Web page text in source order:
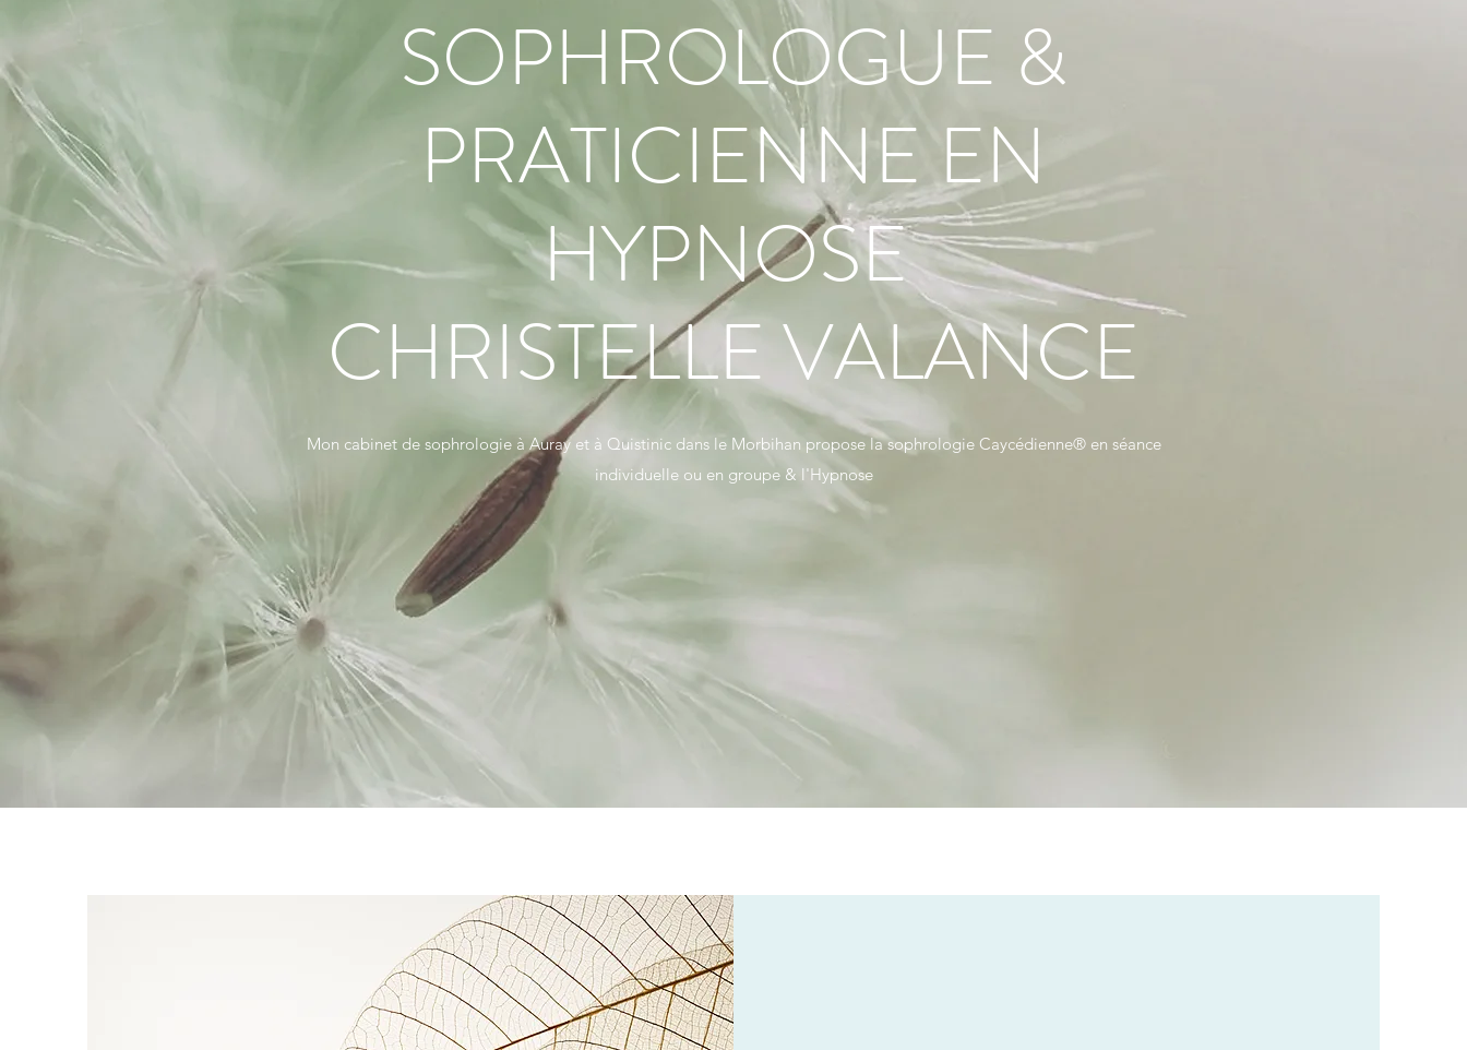
SOPHROLOGUE &
PRATICIENNE EN
HYPNOSE
CHRISTELLE VALANCE
Mon cabinet de sophrologie à Auray et à Quistinic dans le Morbihan propose la sophrologie Caycédienne® en séance
individuelle ou en groupe & l'Hypnose